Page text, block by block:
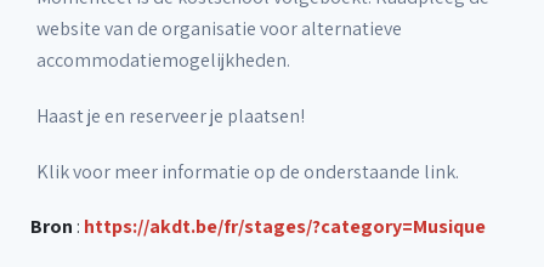
website van de organisatie voor alternatieve
accommodatiemogelijkheden.
Haast je en reserveer je plaatsen!
Klik voor meer informatie op de onderstaande link.
Bron : https://akdt.be/fr/stages/?category=Musique